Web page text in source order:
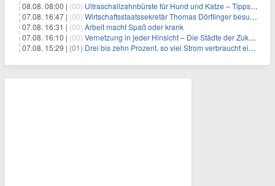
08.08. 08:00 | (00) Ultraschallzahnbürste für Hund und Katze – Tipps zur erfolgreichen Eingewöhnung
07.08. 16:47 | (00) Wirtschaftsstaatssekretär Thomas Dörflinger besucht Handwerksbetrieb im Kammerbezirk Freiburg
07.08. 16:31 | (00) Arbeit macht Spaß oder krank
07.08. 16:10 | (00) Vernetzung in jeder Hinsicht – Die Städte der Zukunft sind grün-blau
07.08. 15:29 | (01) Drei bis zehn Prozent, so viel Strom verbraucht ein Aufzug im Gebäude